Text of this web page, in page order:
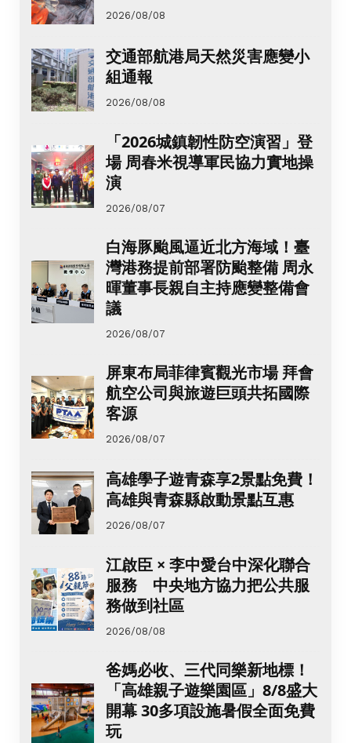
2026/08/08
交通部航港局天然災害應變小
組通報
2026/08/08
「2026城鎮韌性防空演習」登
場 周春米視導軍民協力實地操
演
2026/08/07
白海豚颱風逼近北方海域！臺
灣港務提前部署防颱整備 周永
暉董事長親自主持應變整備會
議
2026/08/07
屏東布局菲律賓觀光市場 拜會
航空公司與旅遊巨頭共拓國際
客源
2026/08/07
高雄學子遊青森享2景點免費！
高雄與青森縣啟動景點互惠
2026/08/07
江啟臣 × 李中愛台中深化聯合
服務 中央地方協力把公共服
務做到社區
2026/08/08
爸媽必收、三代同樂新地標！
「高雄親子遊樂園區」8/8盛大
開幕 30多項設施暑假全面免費
玩